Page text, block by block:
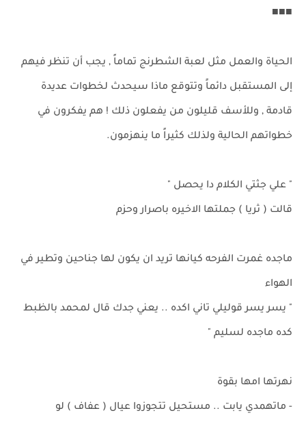
■■■
الحياة والعمل مثل لعبة الشطرنج تماماً , يجب أن تنظر فيهم
إلى المستقبل دائماً وتتوقع ماذا سيحدث لخطوات عديدة
قادمة , وللأسف قليلون من يفعلون ذلك ! هم يفكرون في
خطواتهم الحالية ولذلك كثيراً ما ينهزمون.
" علي جثتي الكلام دا يحصل "
قالت ( ثريا ) جملتها الاخيره باصرار وحزم
ماجده غمرت الفرحه كيانها تريد ان يكون لها جناحين وتطير في
الهواء
" يسر يسر قوليلي تاني اكده .. يعني جدك قال لمحمد بالظبط
كده ماجده لسليم "
نهرتها امها بقوة
- ماتهمدي يابت .. مستحيل تتجوزوا عيال ( عفاف ) لو